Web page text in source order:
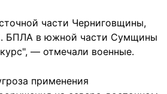
части Черниговщины,
БПЛА в южной части Сумщины
— отмечали военные.
применения